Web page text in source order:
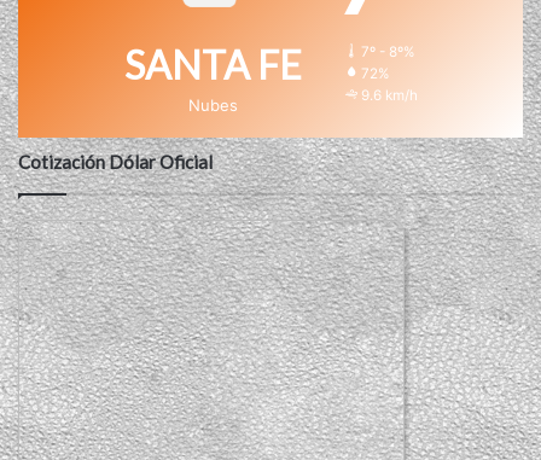
SANTA FE
Nubes
7º - 8º%
72%
9.6 km/h
Cotización Dólar Oficial